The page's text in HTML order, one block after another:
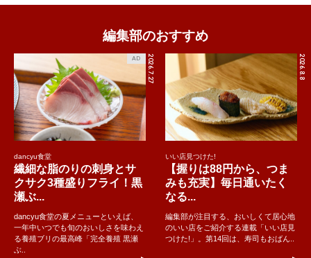
編集部のおすすめ
2026.7.27
AD
dancyu食堂
繊細な脂のりの刺身とサ
クサク3種盛りフライ！黒
瀬ぶ...
dancyu食堂の夏メニューといえば、
一年中いつでも旬のおいしさを味わえ
る養殖ブリの最高峰「完全養殖 黒瀬
ぶ..
2026.8.8
いい店見つけた!
【握りは88円から、つま
みも充実】毎日通いたく
なる...
編集部が注目する、おいしくて居心地
のいい店をご紹介する連載「いい店見
つけた!」。第14回は、寿司もおばん..